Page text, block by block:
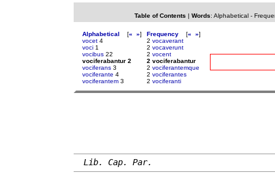
Table of Contents | Words: Alphabetical-
Alphabetical [« »]
vocet 4
voci 1
vocibus 22
vociferabantur 2
vociferans 3
vociferante 4
vociferantem 3
Frequency [« »]
2 vocaverant
2 vocaverunt
2 vocent
2 vociferabantur
2 vociferantemque
2 vociferantes
2 vociferanti
Lib. Cap. Par.